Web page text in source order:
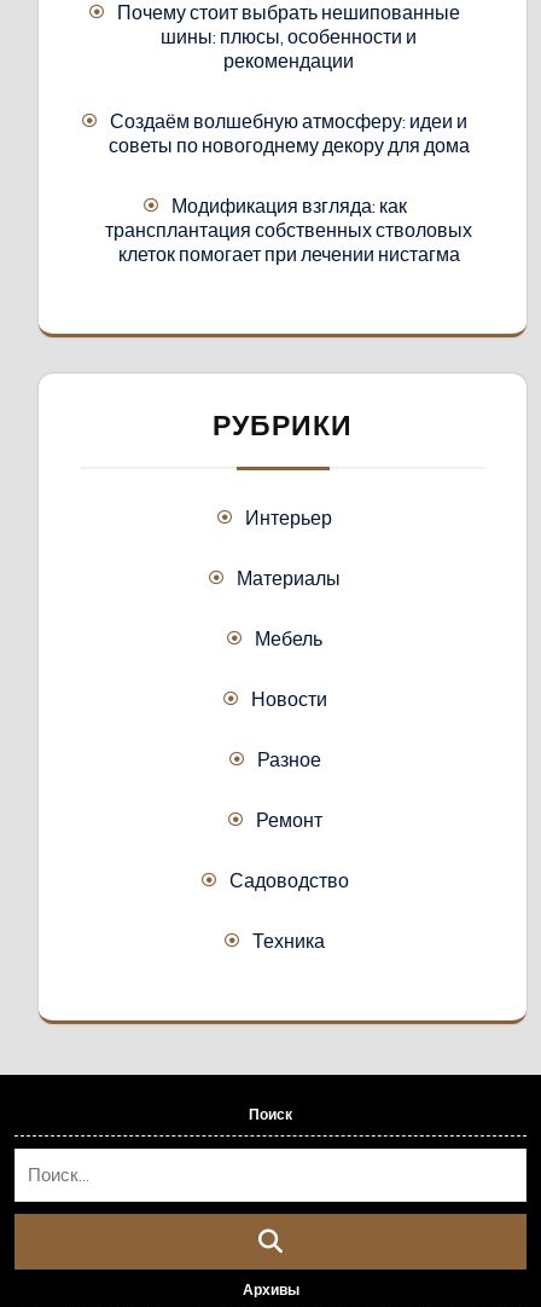
Почему стоит выбрать нешипованные
шины: плюсы, особенности и
рекомендации
Создаём волшебную атмосферу: идеи и
советы по новогоднему декору для дома
Модификация взгляда: как
трансплантация собственных стволовых
клеток помогает при лечении нистагма
РУБРИКИ
Интерьер
Материалы
Мебель
Новости
Разное
Ремонт
Садоводство
Техника
Поиск
Архивы